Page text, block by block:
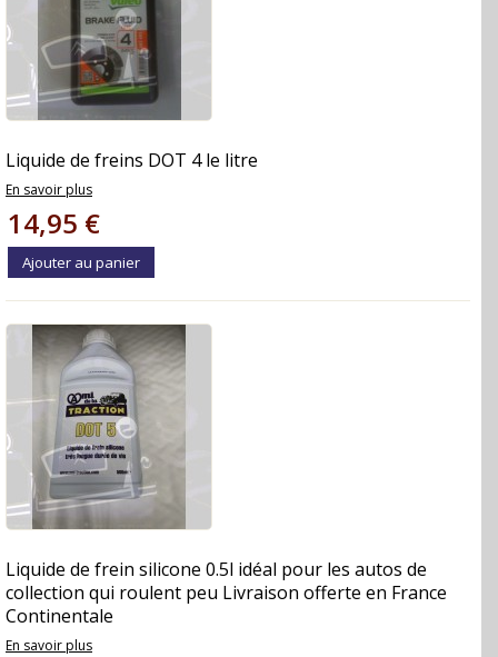
Liquide de freins DOT 4 le litre
En savoir plus
14,95 €
Ajouter au panier
Liquide de frein silicone 0.5l idéal pour les autos de
collection qui roulent peu Livraison offerte en France
Continentale
En savoir plus